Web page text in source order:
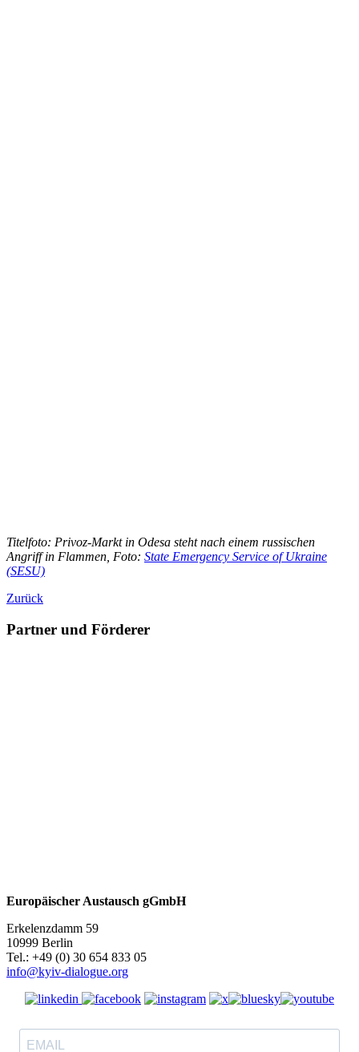
Titelfoto: Privoz-Markt in Odesa steht nach einem russischen
Angriff in Flammen, Foto: State Emergency Service of Ukraine
(SESU)
Zurück
Partner und Förderer
Europäischer Austausch gGmbH
Erkelenzdamm 59
10999 Berlin
Теl.: +49 (0) 30 654 833 05
info@kyiv-dialogue.org